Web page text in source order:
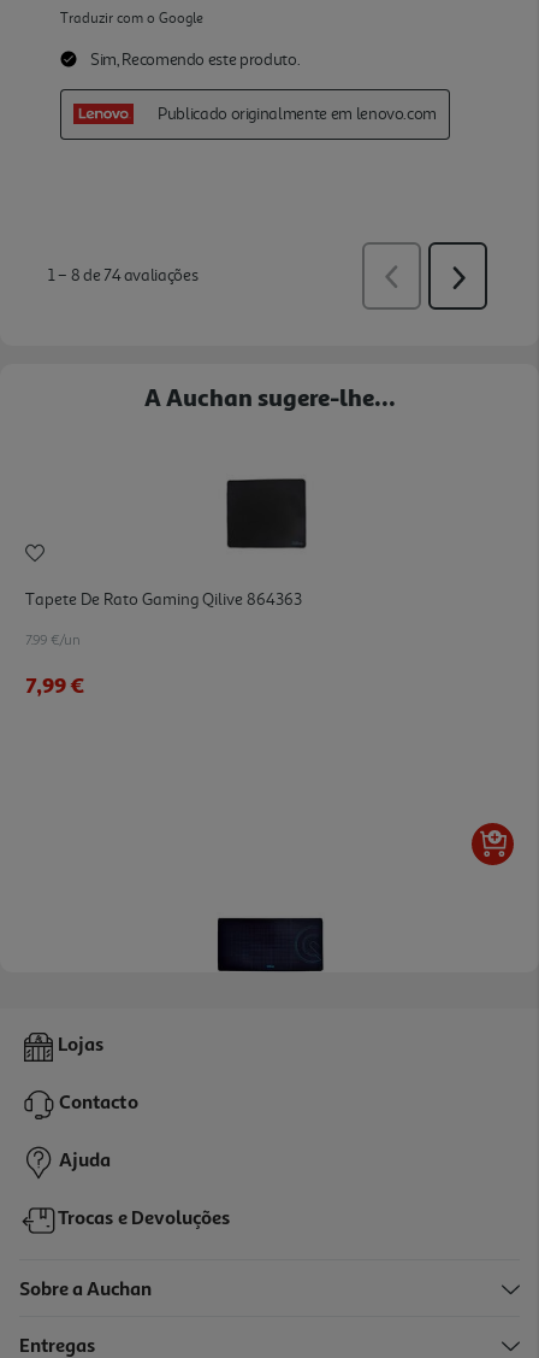
A Auchan sugere-lhe...
Tapete De Rato Gaming Qilive 864363
7.99 €/un
7,99 €
Tapete Gaming Para Rato Qilive Q.9019 90x45cm
15,99 €
Lojas
Contacto
Ajuda
Trocas e Devoluções
Sobre a Auchan
Entregas